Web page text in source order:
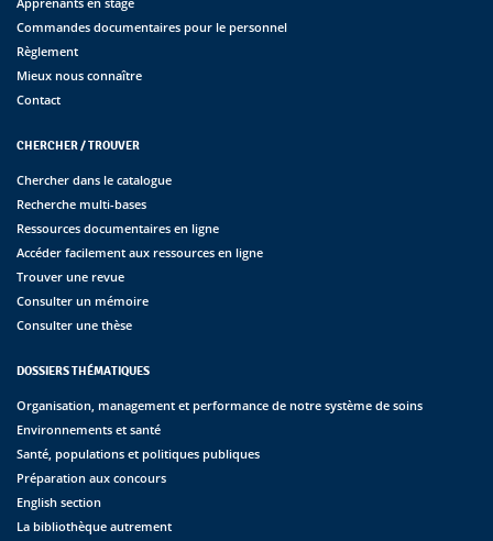
Commandes documentaires pour le personnel
Règlement
Mieux nous connaître
Contact
CHERCHER / TROUVER
Chercher dans le catalogue
Recherche multi-bases
Ressources documentaires en ligne
Accéder facilement aux ressources en ligne
Trouver une revue
Consulter un mémoire
Consulter une thèse
DOSSIERS THÉMATIQUES
Organisation, management et performance de notre système de soins
Environnements et santé
Santé, populations et politiques publiques
Préparation aux concours
English section
La bibliothèque autrement